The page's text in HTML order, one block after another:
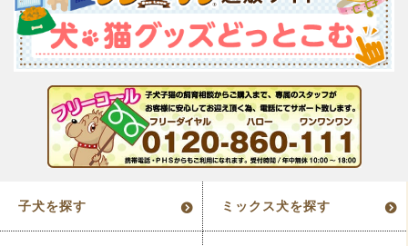
子犬を探す ミックス犬を探す